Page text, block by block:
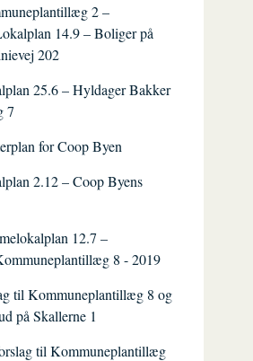
2 –
14.9 – Boliger på
202
25.6 – Hyldager Bakker
7
for Coop Byen
2.12 – Coop Byens
12.7 –
8 - 2019
til Kommuneplantillæg 8 og
på Skallerne 1
til Kommuneplantillæg